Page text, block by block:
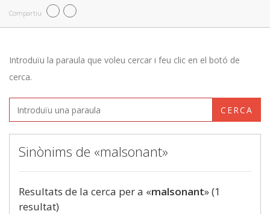
Compartiu
Introduïu la paraula que voleu cercar i feu clic en el botó de
cerca.
CERCA
Sinònims de «malsonant»
Resultats de la cerca per a «malsonant» (1
resultat)